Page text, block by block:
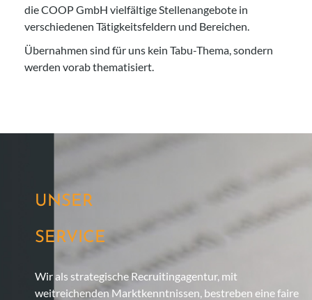
die COOP GmbH vielfältige Stellenangebote in
verschiedenen Tätigkeitsfeldern und Bereichen.
Übernahmen sind für uns kein Tabu-Thema, sondern
werden vorab thematisiert.
UNSER
SERVICE
Wir als strategische Recruitingagentur, mit
weitreichenden Marktkenntnissen, bestreben eine faire